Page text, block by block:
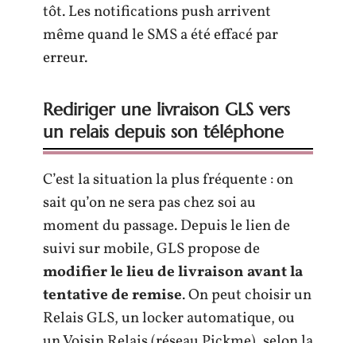
tôt. Les notifications push arrivent
même quand le SMS a été effacé par
erreur.
Rediriger une livraison GLS vers
un relais depuis son téléphone
C’est la situation la plus fréquente : on
sait qu’on ne sera pas chez soi au
moment du passage. Depuis le lien de
suivi sur mobile, GLS propose de
modifier le lieu de livraison avant la
tentative de remise. On peut choisir un
Relais GLS, un locker automatique, ou